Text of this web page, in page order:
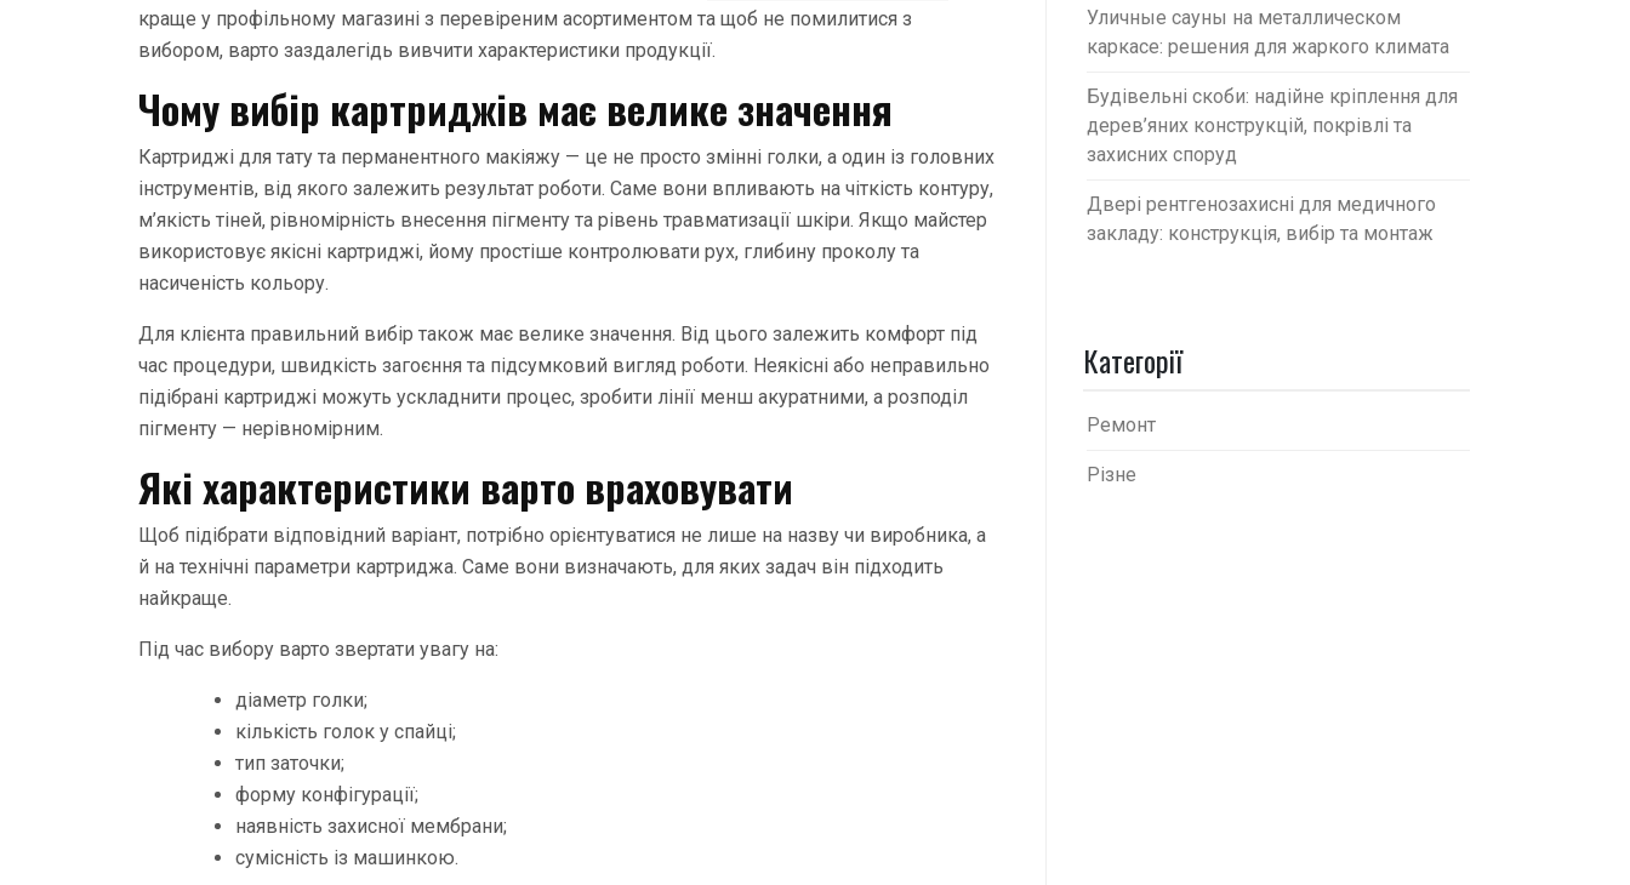
краще у профільному магазині з перевіреним асортиментом та щоб не помилитися з
вибором, варто заздалегідь вивчити характеристики продукції.
Чому вибір картриджів має велике значення
Картриджі для тату та перманентного макіяжу — це не просто змінні голки, а один із головних
інструментів, від якого залежить результат роботи. Саме вони впливають на чіткість контуру,
м’якість тіней, рівномірність внесення пігменту та рівень травматизації шкіри. Якщо майстер
використовує якісні картриджі, йому простіше контролювати рух, глибину проколу та
насиченість кольору.
Для клієнта правильний вибір також має велике значення. Від цього залежить комфорт під
час процедури, швидкість загоєння та підсумковий вигляд роботи. Неякісні або неправильно
підібрані картриджі можуть ускладнити процес, зробити лінії менш акуратними, а розподіл
пігменту — нерівномірним.
Які характеристики варто враховувати
Щоб підібрати відповідний варіант, потрібно орієнтуватися не лише на назву чи виробника, а
й на технічні параметри картриджа. Саме вони визначають, для яких задач він підходить
найкраще.
Під час вибору варто звертати увагу на:
діаметр голки;
кількість голок у спайці;
тип заточки;
форму конфігурації;
наявність захисної мембрани;
сумісність із машинкою.
Уличные сауны на металлическом
каркасе: решения для жаркого климата
Будівельні скоби: надійне кріплення для
дерев’яних конструкцій, покрівлі та
захисних споруд
Двері рентгенозахисні для медичного
закладу: конструкція, вибір та монтаж
Категорії
Ремонт
Різне